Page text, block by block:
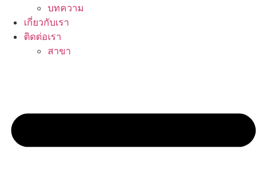
บทความ
เกี่ยวกับเรา
ติดต่อเรา
สาขา